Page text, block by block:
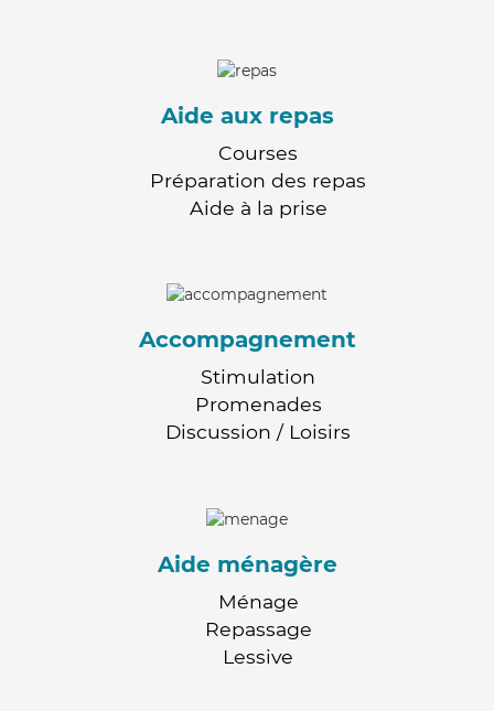
Aide aux repas
Courses
Préparation des repas
Aide à la prise
Accompagnement
Stimulation
Promenades
Discussion / Loisirs
Aide ménagère
Ménage
Repassage
Lessive